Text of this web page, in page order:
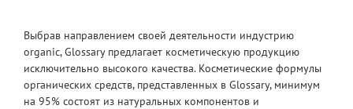
Выбрав направлением своей деятельности индустрию
organic, Glossary предлагает косметическую продукцию
исключительно высокого качества. Косметические формулы
органических средств, представленных в Glossary, минимум
на 95% состоят из натуральных компонентов и